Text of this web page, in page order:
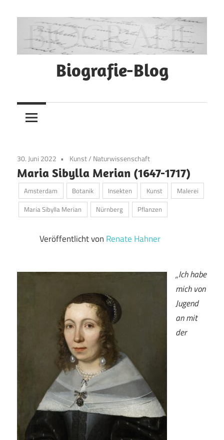
Inhalt
springen
Biografie-Blog
30. Juni 2022 Kunst/ Naturwissenschaft
Maria Sibylla Merian (1647-1717)
Amsterdam Botanik Insekten Kunst
Malerei
Maria Sibylla Merian
Nürnberg Pflanzen
Veröffentlicht von Renate Hahner
„Ich habe
mich von
Jugend
an mit
der